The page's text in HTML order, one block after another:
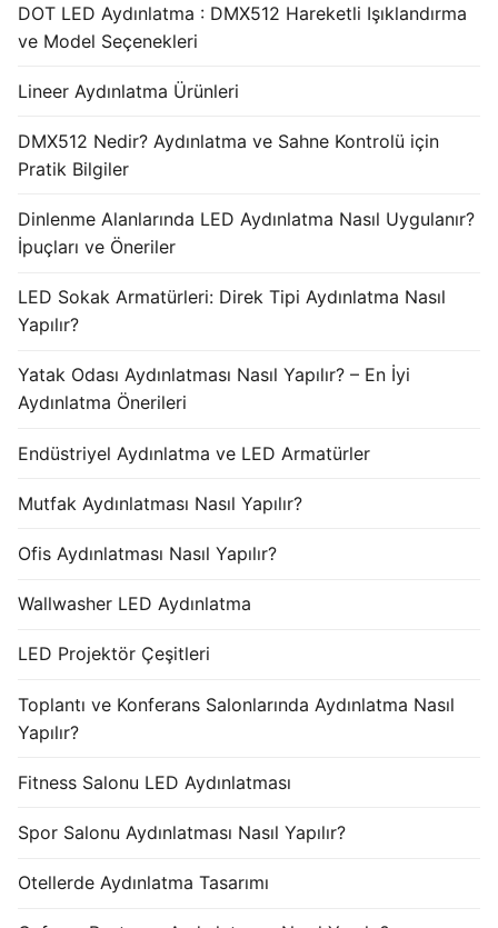
DOT LED Aydınlatma : DMX512 Hareketli Işıklandırma
ve Model Seçenekleri
Lineer Aydınlatma Ürünleri
DMX512 Nedir? Aydınlatma ve Sahne Kontrolü için
Pratik Bilgiler
Dinlenme Alanlarında LED Aydınlatma Nasıl Uygulanır?
İpuçları ve Öneriler
LED Sokak Armatürleri: Direk Tipi Aydınlatma Nasıl
Yapılır?
Yatak Odası Aydınlatması Nasıl Yapılır? – En İyi
Aydınlatma Önerileri
Endüstriyel Aydınlatma ve LED Armatürler
Mutfak Aydınlatması Nasıl Yapılır?
Ofis Aydınlatması Nasıl Yapılır?
Wallwasher LED Aydınlatma
LED Projektör Çeşitleri
Toplantı ve Konferans Salonlarında Aydınlatma Nasıl
Yapılır?
Fitness Salonu LED Aydınlatması
Spor Salonu Aydınlatması Nasıl Yapılır?
Otellerde Aydınlatma Tasarımı